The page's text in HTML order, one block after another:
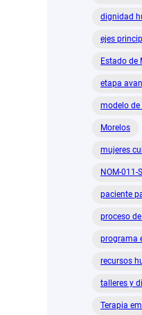
dignidad
ejes
Estado de
etapa
modelo de
Morelos
mujeres
NOM-011-
paciente
proceso
programa
recursos
talleres y
Terapia